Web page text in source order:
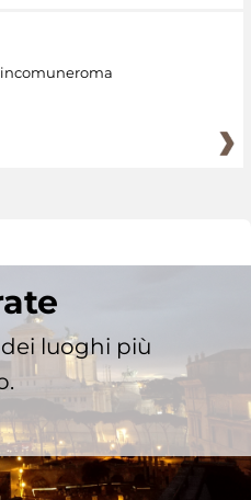
luoghi più